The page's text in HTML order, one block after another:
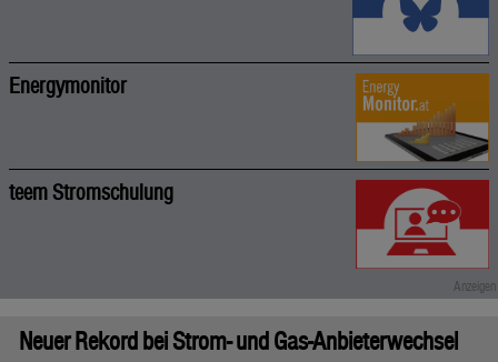
Energymonitor
teem Stromschulung
Neuer Rekord bei Strom- und Gas-Anbieterwechsel